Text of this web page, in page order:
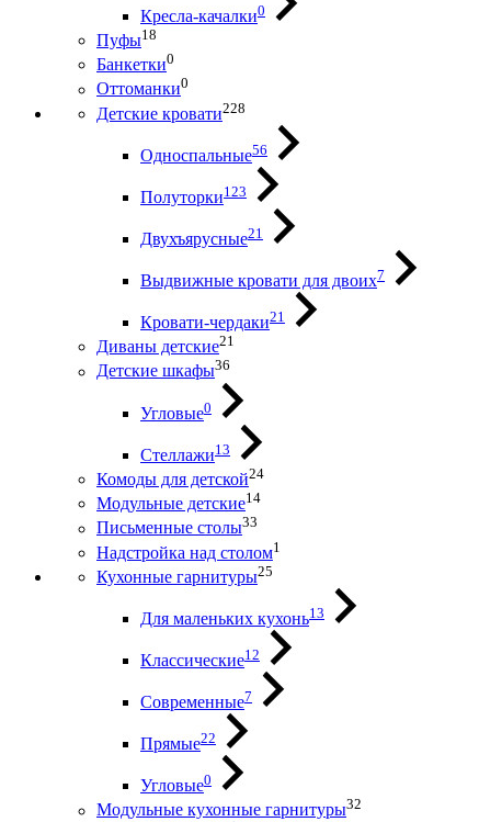
Кресла-качалки0
Пуфы18
Банкетки0
Оттоманки0
Детские кровати228
Односпальные56
Полуторки123
Двухъярусные21
Выдвижные кровати для двоих7
Кровати-чердаки21
Диваны детские21
Детские шкафы36
Угловые0
Стеллажи13
Комоды для детской24
Модульные детские14
Письменные столы33
Надстройка над столом1
Кухонные гарнитуры25
Для маленьких кухонь13
Классические12
Современные7
Прямые22
Угловые0
Модульные кухонные гарнитуры32